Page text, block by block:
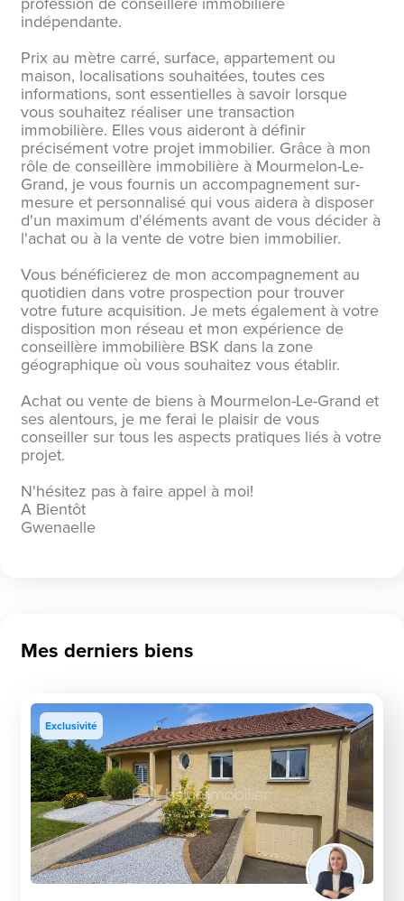
indépendante.
Prix au mètre carré, surface, appartement ou
maison, localisations souhaitées, toutes ces
informations, sont essentielles à savoir lorsque
vous souhaitez réaliser une transaction
immobilière. Elles vous aideront à définir
précisément votre projet immobilier. Grâce à mon
rôle de conseillère immobilière à Mourmelon-Le-
Grand, je vous fournis un accompagnement sur-
mesure et personnalisé qui vous aidera à disposer
d'un maximum d'éléments avant de vous décider à
l'achat ou à la vente de votre bien immobilier.
Vous bénéficierez de mon accompagnement au
quotidien dans votre prospection pour trouver
votre future acquisition. Je mets également à votre
disposition mon réseau et mon expérience de
conseillère immobilière BSK dans la zone
géographique où vous souhaitez vous établir.
Achat ou vente de biens à Mourmelon-Le-Grand et
ses alentours, je me ferai le plaisir de vous
conseiller sur tous les aspects pratiques liés à votre
projet.
N'hésitez pas à faire appel à moi!
A Bientôt
Gwenaelle
Mes derniers biens
Exclusivité